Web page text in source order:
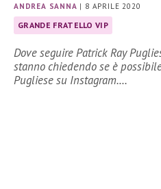
ANDREA SANNA | 8 APRILE 2020
GRANDE FRATELLO VIP
Dove seguire Patrick Ray
stanno chiedendo se è
Pugliese su Instagram.…